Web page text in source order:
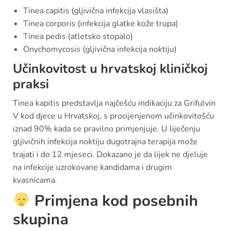
Tinea capitis (gljivična infekcija vlasišta)
Tinea corporis (infekcija glatke kože trupa)
Tinea pedis (atletsko stopalo)
Onychomycosis (gljivična infekcija noktiju)
Učinkovitost u hrvatskoj kliničkoj
praksi
Tinea kapitis predstavlja najčešću indikaciju za Grifulvin
V kod djece u Hrvatskoj, s procijenjenom učinkovitošću
iznad 90% kada se pravilno primjenjuje. U liječenju
gljivičnih infekcija noktiju dugotrajna terapija može
trajati i do 12 mjeseci. Dokazano je da lijek ne djeluje
na infekcije uzrokovane kandidama i drugim
kvasnicama.
Primjena kod posebnih
skupina